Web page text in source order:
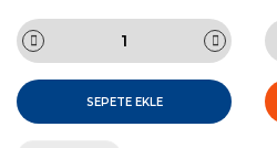
SEPETE EKLE